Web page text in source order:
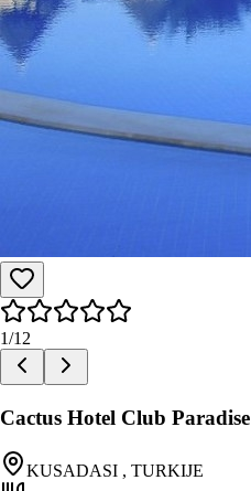
1/12
Cactus Hotel Club Paradise
KUSADASI , TURKIJE